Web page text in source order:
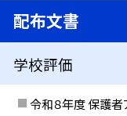
配布文書
学校評価
令和８年度 保護者